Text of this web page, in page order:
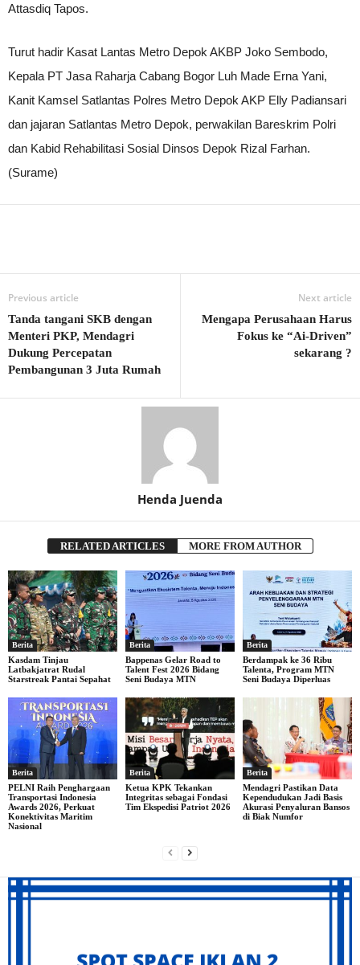
Attasdiq Tapos.
Turut hadir Kasat Lantas Metro Depok AKBP Joko Sembodo,
Kepala PT Jasa Raharja Cabang Bogor Luh Made Erna Yani,
Kanit Kamsel Satlantas Polres Metro Depok AKP Elly Padiansari
dan jajaran Satlantas Metro Depok, perwakilan Bareskrim Polri
dan Kabid Rehabilitasi Sosial Dinsos Depok Rizal Farhan.
(Surame)
Previous article
Tanda tangani SKB dengan
Menteri PKP, Mendagri
Dukung Percepatan
Pembangunan 3 Juta Rumah
Next article
Mengapa Perusahaan Harus
Fokus ke “Ai-Driven”
sekarang ?
Henda Juenda
RELATED ARTICLES MORE FROM AUTHOR
Berita
Kasdam Tinjau
Latbakjatrat Rudal
Starstreak Pantai Sepahat
Berita
Bappenas Gelar Road to
Talent Fest 2026 Bidang
Seni Budaya MTN
Berita
Berdampak ke 36 Ribu
Talenta, Program MTN
Seni Budaya Diperluas
Berita
PELNI Raih Penghargaan
Transportasi Indonesia
Awards 2026, Perkuat
Konektivitas Maritim
Nasional
Berita
Ketua KPK Tekankan
Integritas sebagai Fondasi
Tim Ekspedisi Patriot 2026
Berita
Mendagri Pastikan Data
Kependudukan Jadi Basis
Akurasi Penyaluran Bansos
di Biak Numfor